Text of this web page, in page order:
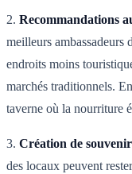
2. Recommandations
meilleurs
endroits moins
marchés traditionnels.
taverne où la nourriture
3. Création de
des locaux peuvent